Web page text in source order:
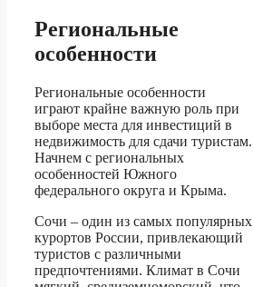
Региональные
особенности
Региональные особенности
играют крайне важную роль при
выборе места для инвестиций в
недвижимость для сдачи туристам.
Начнем с региональных
особенностей Южного
федерального округа и Крыма.
Сочи – один из самых популярных
курортов России, привлекающий
туристов с различными
предпочтениями. Климат в Сочи